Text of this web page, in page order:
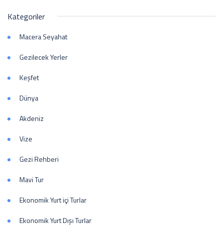
Kategoriler
Macera Seyahat
Gezilecek Yerler
Keşfet
Dünya
Akdeniz
Vize
Gezi Rehberi
Mavi Tur
Ekonomik Yurt içi Turlar
Ekonomik Yurt Dışı Turlar